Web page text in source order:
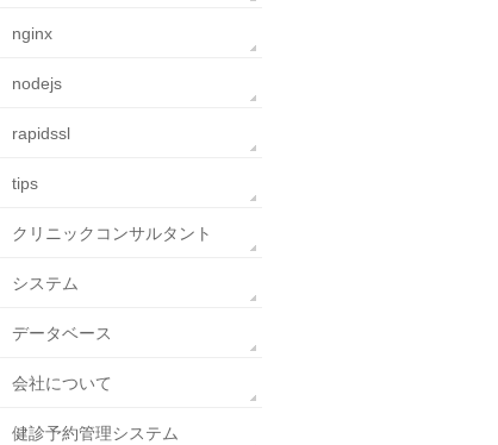
nginx
nodejs
rapidssl
tips
クリニックコンサルタント
システム
データベース
会社について
健診予約管理システム